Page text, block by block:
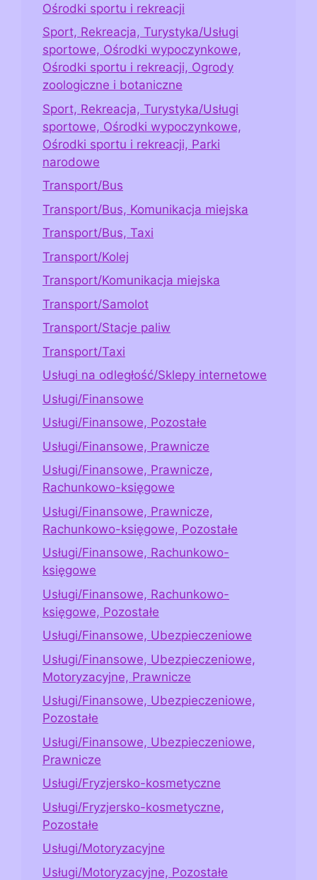
Ośrodki sportu i rekreacji
Sport, Rekreacja, Turystyka/Usługi
sportowe, Ośrodki wypoczynkowe,
Ośrodki sportu i rekreacji, Ogrody
zoologiczne i botaniczne
Sport, Rekreacja, Turystyka/Usługi
sportowe, Ośrodki wypoczynkowe,
Ośrodki sportu i rekreacji, Parki
narodowe
Transport/Bus
Transport/Bus, Komunikacja miejska
Transport/Bus, Taxi
Transport/Kolej
Transport/Komunikacja miejska
Transport/Samolot
Transport/Stacje paliw
Transport/Taxi
Usługi na odległość/Sklepy internetowe
Usługi/Finansowe
Usługi/Finansowe, Pozostałe
Usługi/Finansowe, Prawnicze
Usługi/Finansowe, Prawnicze,
Rachunkowo-księgowe
Usługi/Finansowe, Prawnicze,
Rachunkowo-księgowe, Pozostałe
Usługi/Finansowe, Rachunkowo-
księgowe
Usługi/Finansowe, Rachunkowo-
księgowe, Pozostałe
Usługi/Finansowe, Ubezpieczeniowe
Usługi/Finansowe, Ubezpieczeniowe,
Motoryzacyjne, Prawnicze
Usługi/Finansowe, Ubezpieczeniowe,
Pozostałe
Usługi/Finansowe, Ubezpieczeniowe,
Prawnicze
Usługi/Fryzjersko-kosmetyczne
Usługi/Fryzjersko-kosmetyczne,
Pozostałe
Usługi/Motoryzacyjne
Usługi/Motoryzacyjne, Pozostałe